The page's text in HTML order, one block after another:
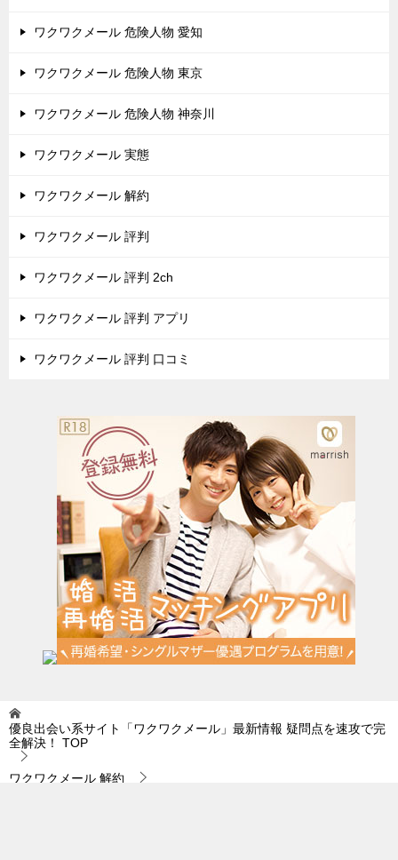
ワクワクメール 危険人物 愛知
ワクワクメール 危険人物 東京
ワクワクメール 危険人物 神奈川
ワクワクメール 実態
ワクワクメール 解約
ワクワクメール 評判
ワクワクメール 評判 2ch
ワクワクメール 評判 アプリ
ワクワクメール 評判 口コミ
優良出会い系サイト「ワクワクメール」最新情報 疑問点を速攻で完
全解決！
TOP
ワクワクメール 解約